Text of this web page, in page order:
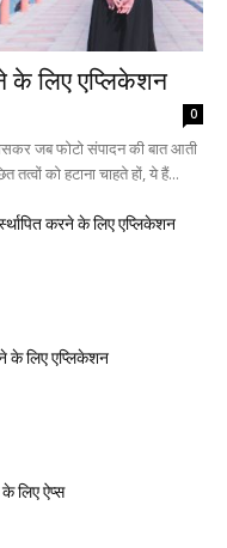
के लिए एप्लिकेशन
0
जब फोटो संपादन की बात आती
तत्वों को हटाना चाहते हों, ये हैं...
करने के लिए एप्लिकेशन
के लिए एप्लिकेशन
लिए ऐप्स